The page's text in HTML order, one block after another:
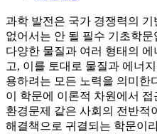
과학 발전은 국가 경쟁력의
없어서는 안 될 필수 기초학
다양한 물질과 여러 형태의
고, 이를 토대로 물질과 에너
용하려는 모든 노력을 의미한
이 학문에 이론적 차원에서
환경문제 같은 사회의 전반적
해결책으로 귀결되는 학문이